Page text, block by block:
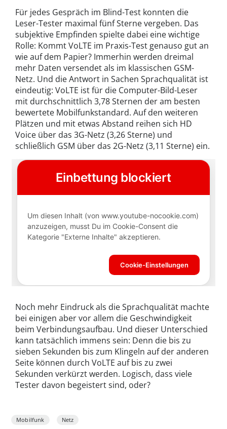
Für jedes Gespräch im Blind-Test konnten die
Leser-Tester maximal fünf Sterne vergeben. Das
subjektive Empfinden spielte dabei eine wichtige
Rolle: Kommt VoLTE im Praxis-Test genauso gut an
wie auf dem Papier? Immerhin werden dreimal
mehr Daten versendet als im klassischen GSM-
Netz. Und die Antwort in Sachen Sprachqualität ist
eindeutig: VoLTE ist für die Computer-Bild-Leser
mit durchschnittlich 3,78 Sternen der am besten
bewertete Mobilfunkstandard. Auf den weiteren
Plätzen und mit etwas Abstand reihen sich HD
Voice über das 3G-Netz (3,26 Sterne) und
schließlich GSM über das 2G-Netz (3,11 Sterne) ein.
Noch mehr Eindruck als die Sprachqualität machte
bei einigen aber vor allem die Geschwindigkeit
beim Verbindungsaufbau. Und dieser Unterschied
kann tatsächlich immens sein: Denn die bis zu
sieben Sekunden bis zum Klingeln auf der anderen
Seite können durch VoLTE auf bis zu zwei
Sekunden verkürzt werden. Logisch, dass viele
Tester davon begeistert sind, oder?
Mobilfunk Netz